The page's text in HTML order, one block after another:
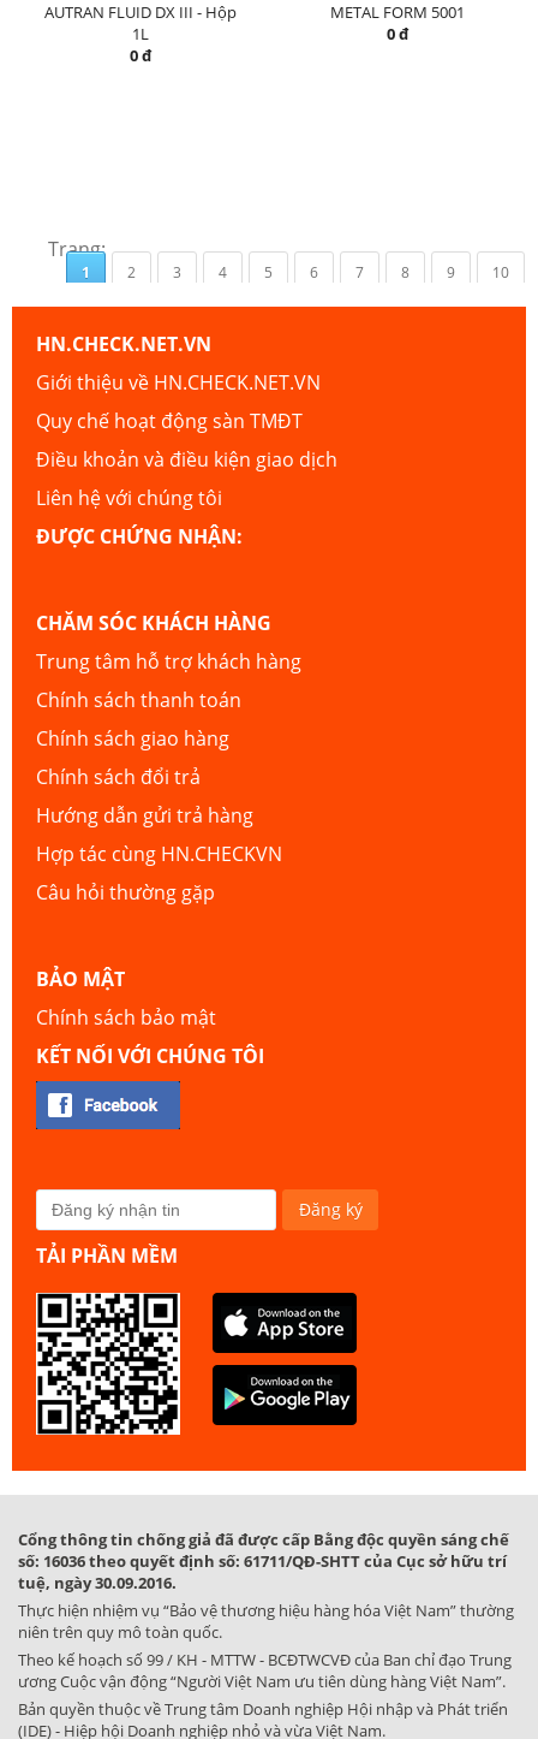
AUTRAN FLUID DX III - Hộp
1L
0 đ
METAL FORM 5001
0 đ
Trang:
1 2 3 4 5 6 7 8 9 10
HN.CHECK.NET.VN
Giới thiệu về HN.CHECK.NET.VN
Quy chế hoạt động sàn TMĐT
Điều khoản và điều kiện giao dịch
Liên hệ với chúng tôi
ĐƯỢC CHỨNG NHẬN:
CHĂM SÓC KHÁCH HÀNG
Trung tâm hỗ trợ khách hàng
Chính sách thanh toán
Chính sách giao hàng
Chính sách đổi trả
Hướng dẫn gửi trả hàng
Hợp tác cùng HN.CHECKVN
Câu hỏi thường gặp
BẢO MẬT
Chính sách bảo mật
KẾT NỐI VỚI CHÚNG TÔI
TẢI PHẦN MỀM
Cổng thông tin chống giả đã được cấp Bằng độc quyền sáng chế
số: 16036 theo quyết định số: 61711/QĐ-SHTT của Cục sở hữu trí
tuệ, ngày 30.09.2016.
Thực hiện nhiệm vụ “Bảo vệ thương hiệu hàng hóa Việt Nam” thường
niên trên quy mô toàn quốc.
Theo kế hoạch số 99 / KH - MTTW - BCĐTWCVĐ của Ban chỉ đạo Trung
ương Cuộc vận động “Người Việt Nam ưu tiên dùng hàng Việt Nam”.
Bản quyền thuộc về Trung tâm Doanh nghiệp Hội nhập và Phát triển
(IDE) - Hiệp hội Doanh nghiệp nhỏ và vừa Việt Nam.